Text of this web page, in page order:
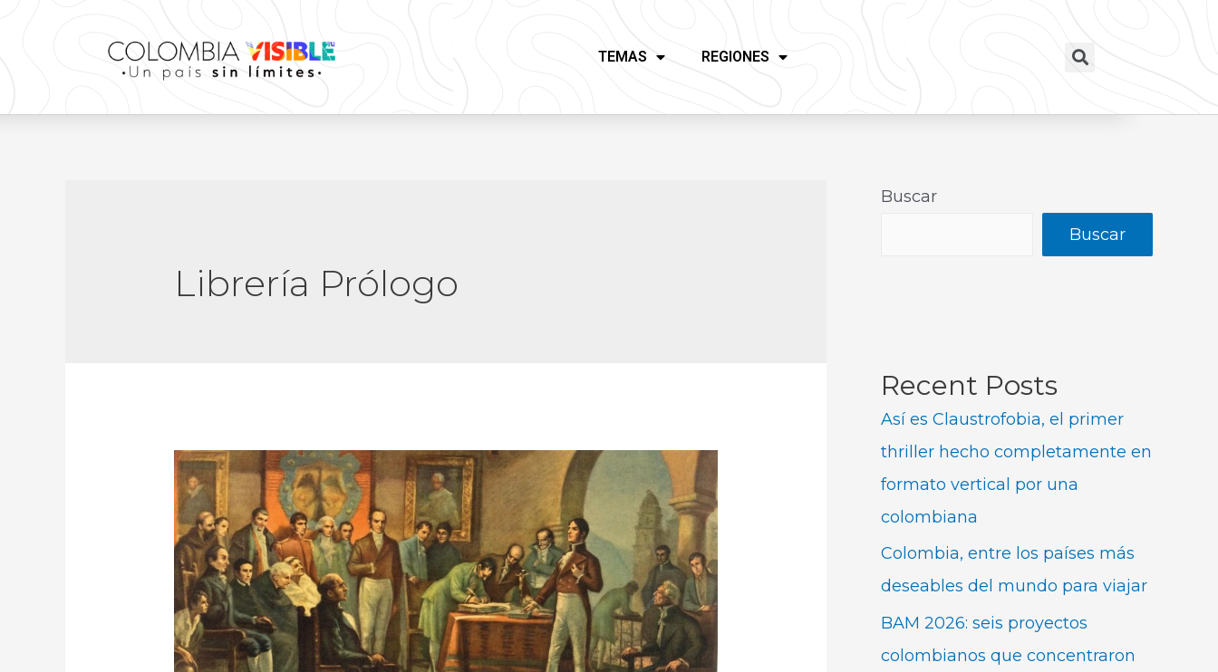
TEMAS REGIONES
Librería Prólogo
Buscar
Buscar
Recent Posts
Así es Claustrofobia, el primer
thriller hecho completamente en
formato vertical por una
colombiana
Colombia, entre los países más
deseables del mundo para viajar
BAM 2026: seis proyectos
colombianos que concentraron